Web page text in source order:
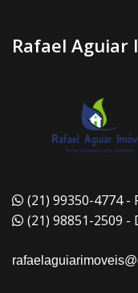
Rafael Aguiar
(21) 99350-4774 -
(21) 98851-2509 -